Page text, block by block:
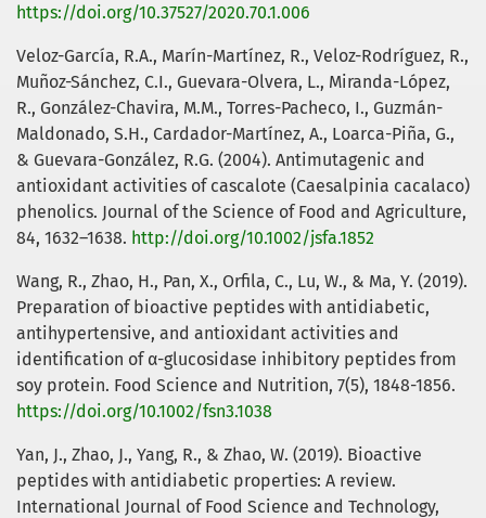
https://doi.org/10.37527/2020.70.1.006
Veloz-García, R.A., Marín-Martínez, R., Veloz-Rodríguez, R.,
Muñoz-Sánchez, C.I., Guevara-Olvera, L., Miranda-López,
R., González-Chavira, M.M., Torres-Pacheco, I., Guzmán-
Maldonado, S.H., Cardador-Martínez, A., Loarca-Piña, G.,
& Guevara-González, R.G. (2004). Antimutagenic and
antioxidant activities of cascalote (Caesalpinia cacalaco)
phenolics. Journal of the Science of Food and Agriculture,
84, 1632–1638. http://doi.org/10.1002/jsfa.1852
Wang, R., Zhao, H., Pan, X., Orfila, C., Lu, W., & Ma, Y. (2019).
Preparation of bioactive peptides with antidiabetic,
antihypertensive, and antioxidant activities and
identification of α-glucosidase inhibitory peptides from
soy protein. Food Science and Nutrition, 7(5), 1848-1856.
https://doi.org/10.1002/fsn3.1038
Yan, J., Zhao, J., Yang, R., & Zhao, W. (2019). Bioactive
peptides with antidiabetic properties: A review.
International Journal of Food Science and Technology,